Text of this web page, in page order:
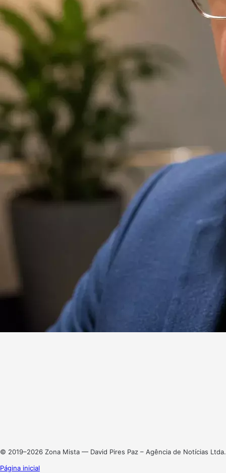
© 2019–2026 Zona Mista — David Pires Paz – Agência de Notícias Ltda.
Página inicial